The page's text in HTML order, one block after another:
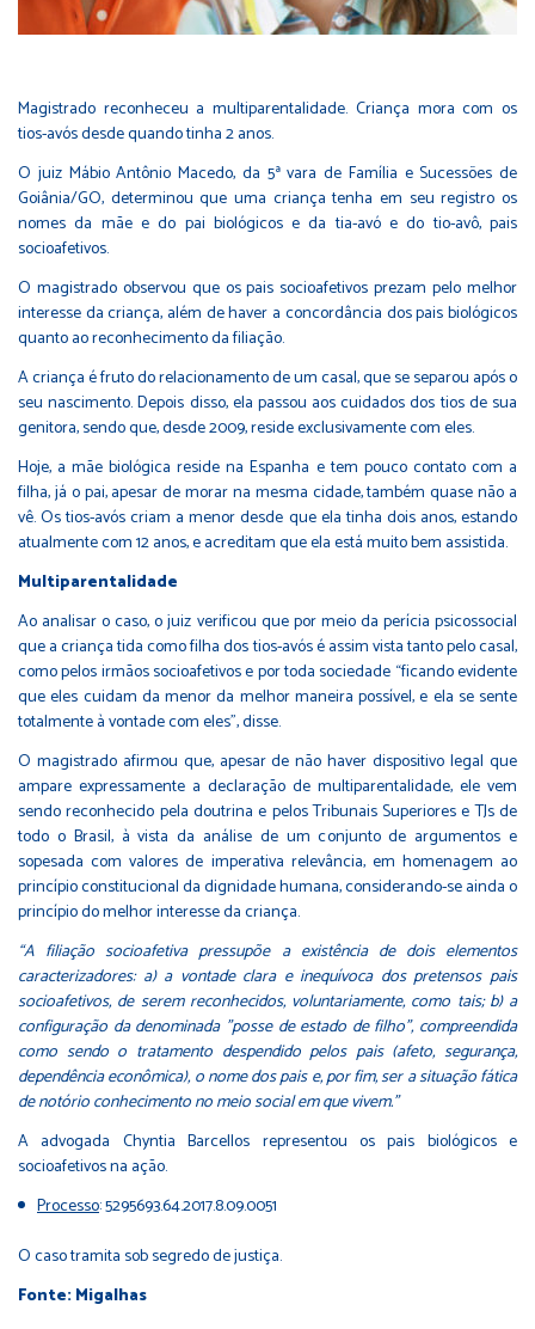
Magistrado reconheceu a multiparentalidade. Criança mora com os
tios-avós desde quando tinha 2 anos.
O juiz Mábio Antônio Macedo, da 5ª vara de Família e Sucessões de
Goiânia/GO, determinou que uma criança tenha em seu registro os
nomes da mãe e do pai biológicos e da tia-avó e do tio-avô, pais
socioafetivos.
O magistrado observou que os pais socioafetivos prezam pelo melhor
interesse da criança, além de haver a concordância dos pais biológicos
quanto ao reconhecimento da filiação.
A criança é fruto do relacionamento de um casal, que se separou após o
seu nascimento. Depois disso, ela passou aos cuidados dos tios de sua
genitora, sendo que, desde 2009, reside exclusivamente com eles.
Hoje, a mãe biológica reside na Espanha e tem pouco contato com a
filha, já o pai, apesar de morar na mesma cidade, também quase não a
vê. Os tios-avós criam a menor desde que ela tinha dois anos, estando
atualmente com 12 anos, e acreditam que ela está muito bem assistida.
Multiparentalidade
Ao analisar o caso, o juiz verificou que por meio da perícia psicossocial
que a criança tida como filha dos tios-avós é assim vista tanto pelo casal,
como pelos irmãos socioafetivos e por toda sociedade “ficando evidente
que eles cuidam da menor da melhor maneira possível, e ela se sente
totalmente à vontade com eles”, disse.
O magistrado afirmou que, apesar de não haver dispositivo legal que
ampare expressamente a declaração de multiparentalidade, ele vem
sendo reconhecido pela doutrina e pelos Tribunais Superiores e TJs de
todo o Brasil, à vista da análise de um conjunto de argumentos e
sopesada com valores de imperativa relevância, em homenagem ao
princípio constitucional da dignidade humana, considerando-se ainda o
princípio do melhor interesse da criança.
“A filiação socioafetiva pressupõe a existência de dois elementos
caracterizadores: a) a vontade clara e inequívoca dos pretensos pais
socioafetivos, de serem reconhecidos, voluntariamente, como tais; b) a
configuração da denominada "posse de estado de filho", compreendida
como sendo o tratamento despendido pelos pais (afeto, segurança,
dependência econômica), o nome dos pais e, por fim, ser a situação fática
de notório conhecimento no meio social em que vivem.”
A advogada Chyntia Barcellos representou os pais biológicos e
socioafetivos na ação.
Processo: 5295693.64.2017.8.09.0051
O caso tramita sob segredo de justiça.
Fonte: Migalhas